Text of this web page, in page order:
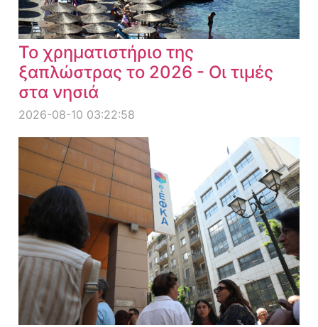
Το χρηματιστήριο της
ξαπλώστρας το 2026 - Οι τιμές
στα νησιά
2026-08-10 03:22:58